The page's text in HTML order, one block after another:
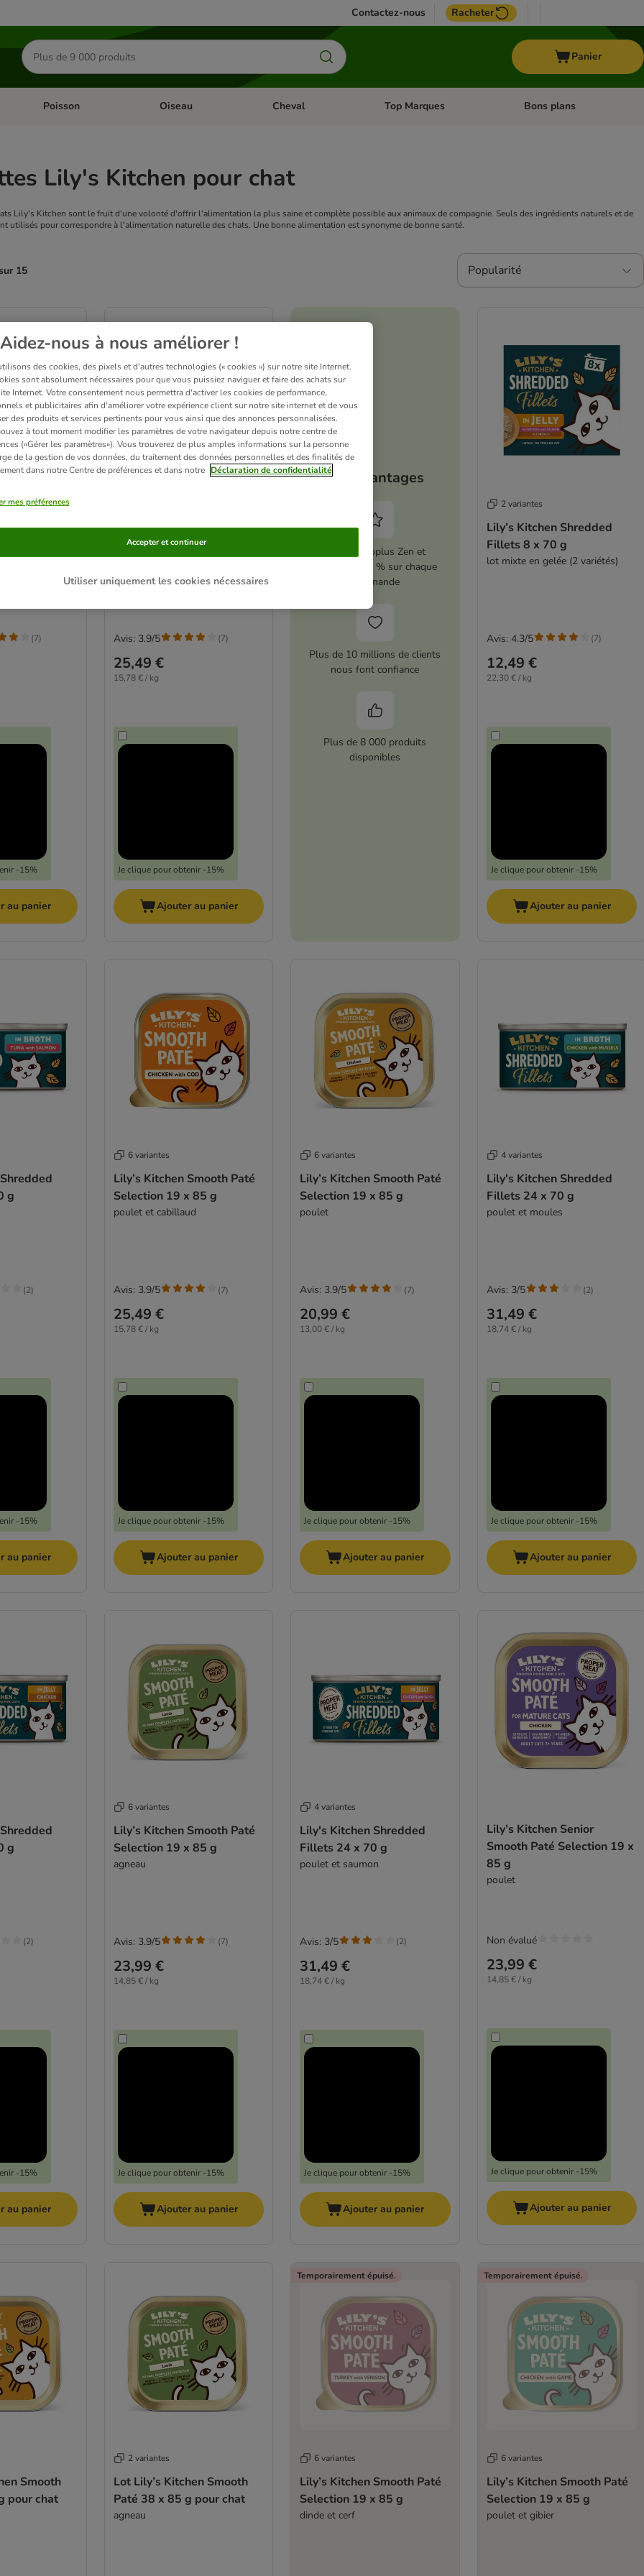
Contactez-nous Racheter
Rechercher
des
produits
Panier
Dérouler les catégories: Rongeur & Co
Poisson Dérouler les catégories: Poisson
Oiseau Dérouler les catégories: Oiseau
Cheval Dérouler les catégories: Cheval
Top Marques Dérouler les catégories: Top
Bons plans
Lily's Kitchen pour chat
Lily's Kitchen sont le fruit d'une volonté d'offrir l'alimentation la plus saine et complète possible aux animaux de compagnie. Seuls des ingrédients naturels et de
utilisés pour correspondre à l'alimentation naturelle des chats. Une bonne alimentation est synonyme de bonne santé.
15 Popularité
(4 variétés)
-15%
(7)
au panier
Lily’s Kitchen Smooth Paté
Selection 19 x 85 g
dinde et canard
25,49 €
15,78 € / kg
Je clique pour obtenir -15%
Avis: 3.9/5 (7)
Ajouter au panier
Vos avantages
Activez zooplus Zen et
économisez 5 % sur chaque
commande
Plus de 10 millions de clients
nous font confiance
Plus de 8 000 produits
disponibles
2 variantes
Lily’s Kitchen Shredded
Fillets 8 x 70 g
lot mixte en gelée (2 variétés)
12,49 €
22,30 € / kg
Je clique pour obtenir -15%
Avis: 4.3/5 (7)
Ajouter au panier
g
-15%
(2)
au panier
6 variantes
Lily’s Kitchen Smooth Paté
Selection 19 x 85 g
poulet et cabillaud
25,49 €
15,78 € / kg
Je clique pour obtenir -15%
Avis: 3.9/5 (7)
Ajouter au panier
6 variantes
Lily’s Kitchen Smooth Paté
Selection 19 x 85 g
poulet
20,99 €
13,00 € / kg
Je clique pour obtenir -15%
Avis: 3.9/5 (7)
Ajouter au panier
4 variantes
Lily's Kitchen Shredded
Fillets 24 x 70 g
poulet et moules
31,49 €
18,74 € / kg
Je clique pour obtenir -15%
Avis: 3/5 (2)
Ajouter au panier
g
-15%
(2)
au panier
6 variantes
Lily’s Kitchen Smooth Paté
Selection 19 x 85 g
agneau
23,99 €
14,85 € / kg
Je clique pour obtenir -15%
Avis: 3.9/5 (7)
Ajouter au panier
4 variantes
Lily's Kitchen Shredded
Fillets 24 x 70 g
poulet et saumon
31,49 €
18,74 € / kg
Je clique pour obtenir -15%
Avis: 3/5 (2)
Ajouter au panier
Lily’s Kitchen Senior
Smooth Paté Selection 19 x
85 g
poulet
23,99 €
14,85 € / kg
Je clique pour obtenir -15%
Non évalué
Ajouter au panier
Smooth
pour chat
2 variantes
Lot Lily’s Kitchen Smooth
Paté 38 x 85 g pour chat
agneau
Temporairement épuisé.
6 variantes
Lily’s Kitchen Smooth Paté
Selection 19 x 85 g
dinde et cerf
Temporairement épuisé.
6 variantes
Lily’s Kitchen Smooth Paté
Selection 19 x 85 g
poulet et gibier
Aidez-nous à nous améliorer !
des cookies, des pixels et d'autres technologies (« cookies ») sur notre site Internet.
sont absolument nécessaires pour que vous puissiez naviguer et faire des achats sur
Internet. Votre consentement nous permettra d'activer les cookies de performance,
et publicitaires afin d'améliorer votre expérience client sur notre site internet et de vous
des produits et services pertinents pour vous ainsi que des annonces personnalisées.
à tout moment modifier les paramètres de votre navigateur depuis notre centre de
(«Gérer les paramètres»). Vous trouverez de plus amples informations sur la personne
de la gestion de vos données, du traitement des données personnelles et des finalités de
dans notre Centre de préférences et dans notre Déclaration de confidentialité
mes préférences
Utiliser uniquement les cookies nécessaires
Accepter et continuer